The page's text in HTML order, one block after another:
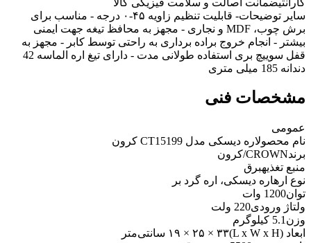
سایر توضیحات
- قابلیت تنظیم زاویه ۴۵-۰ درجه - مناسب برای
برش چوب، MDF و نجاری - مجهز به محافظ تیغه جهت ایمنی
بیشتر - انجام خروج براده برداری به راحتی توسط کابر - مجهز به
قفل سوییچ بری استفاده طولانی مدت - دارای تیغ اره الماسه 42
دندانه 185 میلی‌ متری
مشخصات فنی
عمومی
نام محصولاره دیسکی مدل CT15199 کرون
برندCROWN/کرون
منبع تغذیهبرق
نوع ارهاره دیسکی، اره گرد بر
توان1200 وات
ولتاژ ورودی220 ولت
وزن 5.1 کیلوگرم
ابعاد (L x W x H)
۱۹ × ۲۵ × ۳۳ سانتی‌متر